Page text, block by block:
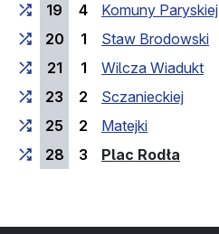
19
4
Komuny Paryskiej
20
1
Staw Brodowski
21
1
Wilcza Wiadukt
23
2
Sczanieckiej
25
2
Matejki
28
3 Plac Rodła